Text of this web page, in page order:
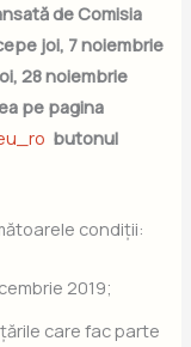
de Comisia
joi, 7 noiembrie
28 noiembrie
pe pagina
butonul
condiții:
2019;
care fac parte